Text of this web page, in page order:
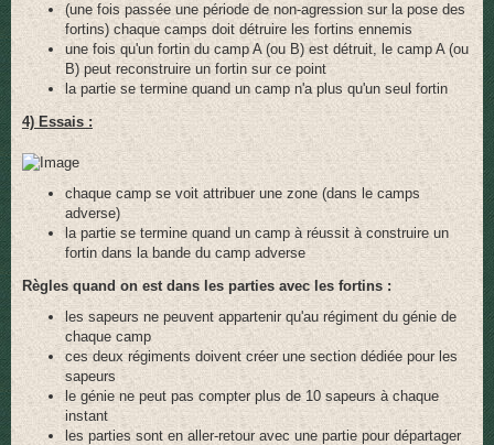
(une fois passée une période de non-agression sur la pose des
fortins) chaque camps doit détruire les fortins ennemis
une fois qu'un fortin du camp A (ou B) est détruit, le camp A (ou
B) peut reconstruire un fortin sur ce point
la partie se termine quand un camp n'a plus qu'un seul fortin
4) Essais :
chaque camp se voit attribuer une zone (dans le camps
adverse)
la partie se termine quand un camp à réussit à construire un
fortin dans la bande du camp adverse
Règles quand on est dans les parties avec les fortins :
les sapeurs ne peuvent appartenir qu'au régiment du génie de
chaque camp
ces deux régiments doivent créer une section dédiée pour les
sapeurs
le génie ne peut pas compter plus de 10 sapeurs à chaque
instant
les parties sont en aller-retour avec une partie pour départager